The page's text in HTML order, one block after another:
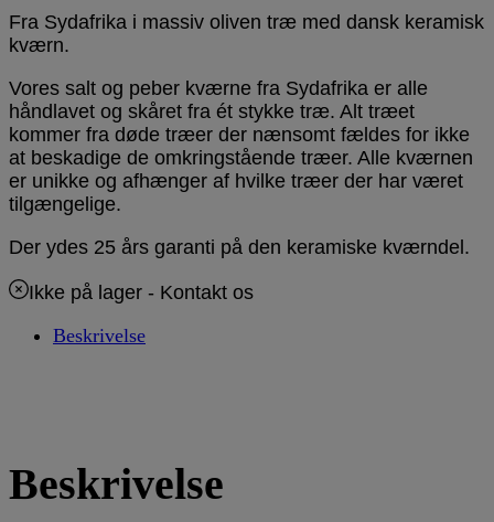
Fra Sydafrika i massiv oliven træ med dansk keramisk
kværn.
Vores salt og peber kværne fra Sydafrika er alle
håndlavet og skåret fra ét stykke træ. Alt træet
kommer fra døde træer der nænsomt fældes for ikke
at beskadige de omkringstående træer. Alle kværnen
er unikke og afhænger af hvilke træer der har været
tilgængelige.
Der ydes 25 års garanti på den keramiske kværndel.
Ikke på lager - Kontakt os
Beskrivelse
Beskrivelse